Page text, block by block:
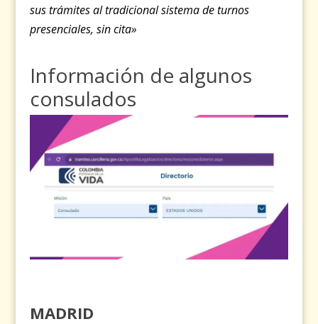
sus trámites al tradicional sistema de turnos
presenciales, sin cita»
Información de algunos
consulados
MADRID